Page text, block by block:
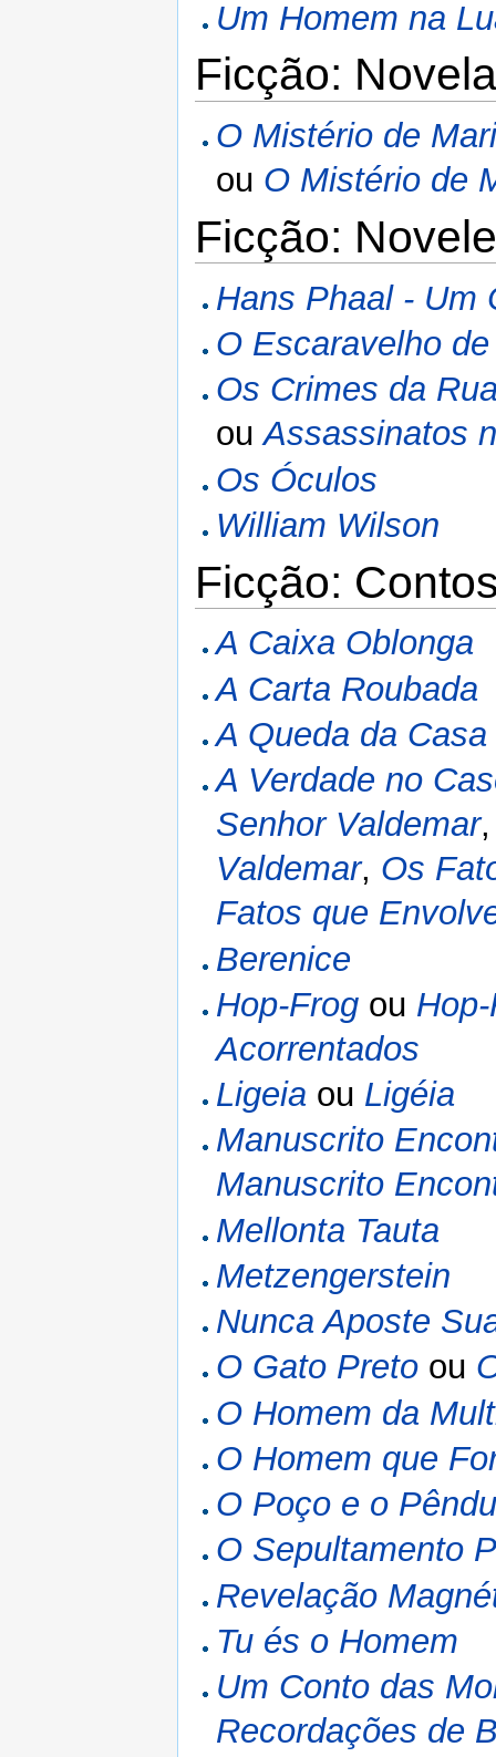
Um Homem na
Ficção: Novela
O Mistério de
ou O Mistério de
Ficção:
Hans Phaal - Um
O Escaravelho
Os Crimes da
ouAssassinatos
Os Óculos
William Wilson
Ficção:
A Caixa Oblonga
A Carta Roubada
A Queda da
A Verdade no
Senhor Valdemar
Valdemar, Os
Fatos que
Berenice
Hop-Frog ou
Acorrentados
Ligeia ou Ligéia
Manuscrito
Manuscrito
Mellonta Tauta
Metzengerstein
Nunca Aposte
O Gato Preto ou
O Homem da
O Homem que
O Poço e o
O Sepultamento
Revelação
Tu és o Homem
Um Conto das
Recordações de